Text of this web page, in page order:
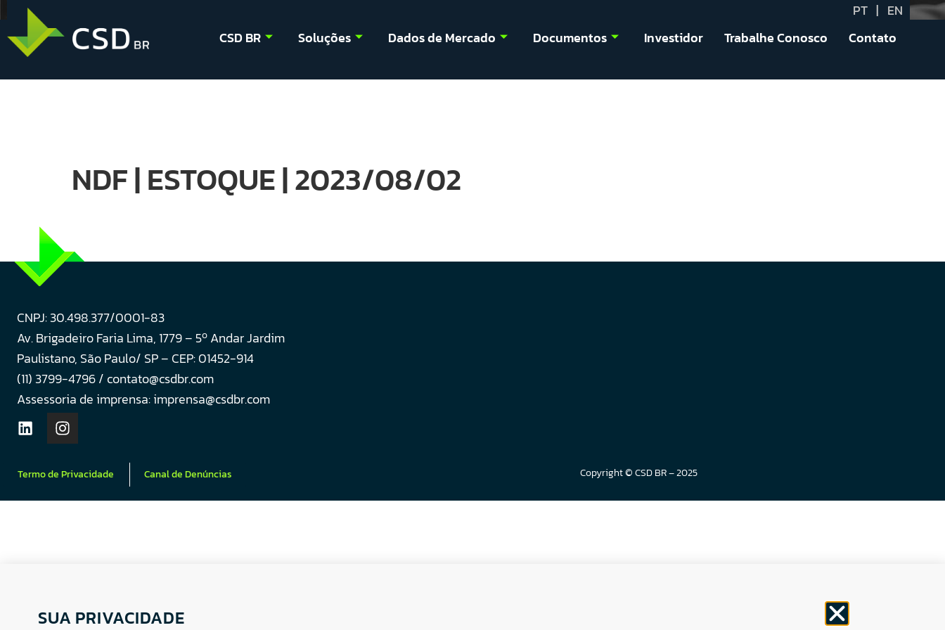
PT | EN
CSD BR
Soluções Dados de Mercado Documentos Investidor Trabalhe Conosco Contato
NDF | ESTOQUE | 2023/08/02
CNPJ: 30.498.377/0001-83
Av. Brigadeiro Faria Lima, 1779 – 5o Andar Jardim
Paulistano, São Paulo/ SP – CEP: 01452-914
(11) 3799-4796 / contato@csdbr.com
Assessoria de imprensa: imprensa@csdbr.com
Termo de Privacidade Canal de Denúncias Copyright © CSD BR – 2025
SUA PRIVACIDADE